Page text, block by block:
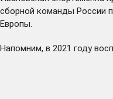
сборной команды России
Европы.
Напомним, в 2021 году